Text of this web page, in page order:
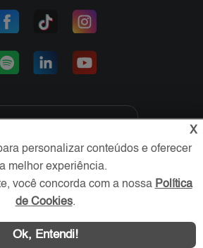
acesse sua conta:
X
personalizar conteúdos e oferecer
melhor experiência.
você concorda com a nossa Política
de Cookies.
Ok, Entendi!